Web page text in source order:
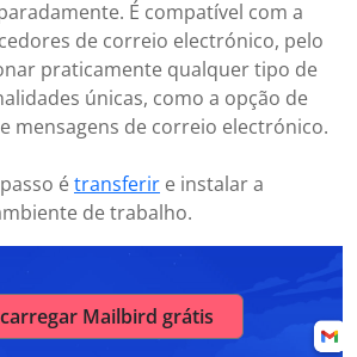
É compatível com a
de correio electrónico, pelo
praticamente qualquer tipo de
únicas, como a opção de
mensagens de correio electrónico.
étransferir e instalar a
de trabalho.
Mailbird grátis